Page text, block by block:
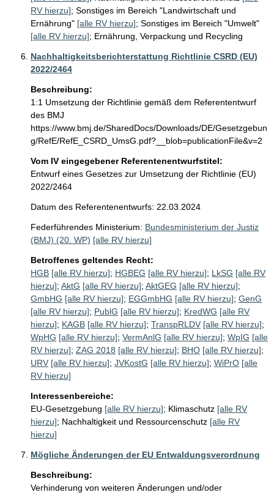
RV hierzu]; Sonstiges im Bereich "Landwirtschaft und
Ernährung" [alle RV hierzu]; Sonstiges im Bereich "Umwelt"
[alle RV hierzu]; Ernährung, Verpackung und Recycling
Nachhaltigkeitsberichterstattung Richtlinie CSRD (EU)
2022/2464
Beschreibung:
1:1 Umsetzung der Richtlinie gemäß dem Referententwurf
des BMJ
https://www.bmj.de/SharedDocs/Downloads/DE/Gesetzgebun
g/RefE/RefE_CSRD_UmsG.pdf?__blob=publicationFile&v=2
Vom IV eingegebener Referentenentwurfstitel:
Entwurf eines Gesetzes zur Umsetzung der Richtlinie (EU)
2022/2464
Datum des Referentenentwurfs: 22.03.2024
Federführendes Ministerium: Bundesministerium der Justiz
(BMJ) (20. WP) [alle RV hierzu]
Betroffenes geltendes Recht:
HGB [alle RV hierzu]; HGBEG [alle RV hierzu]; LkSG [alle RV
hierzu]; AktG [alle RV hierzu]; AktGEG [alle RV hierzu];
GmbHG [alle RV hierzu]; EGGmbHG [alle RV hierzu]; GenG
[alle RV hierzu]; PublG [alle RV hierzu]; KredWG [alle RV
hierzu]; KAGB [alle RV hierzu]; TranspRLDV [alle RV hierzu];
WpHG [alle RV hierzu]; VermAnlG [alle RV hierzu]; WpIG [alle
RV hierzu]; ZAG 2018 [alle RV hierzu]; BHO [alle RV hierzu];
URV [alle RV hierzu]; JVKostG [alle RV hierzu]; WiPrO [alle
RV hierzu]
Interessenbereiche:
EU-Gesetzgebung [alle RV hierzu]; Klimaschutz [alle RV
hierzu]; Nachhaltigkeit und Ressourcenschutz [alle RV
hierzu]
Mögliche Änderungen der EU Entwaldungsverordnung
Beschreibung:
Verhinderung von weiteren Änderungen und/oder